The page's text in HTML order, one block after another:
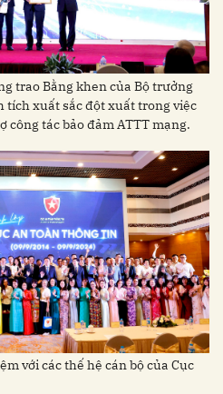
trao Bằng khen của Bộ trưởng
tích xuất sắc đột xuất trong việc
tác bảo đảm ATTT mạng.
với các thế hệ cán bộ của Cục